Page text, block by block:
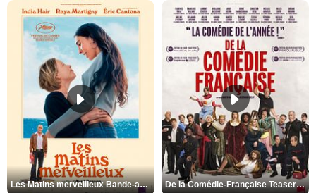
Les Matins merveilleux Bande-annonce VF De la Comédie-Française Teaser VF